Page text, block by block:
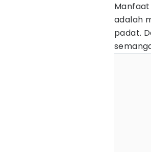
adalah
padat.